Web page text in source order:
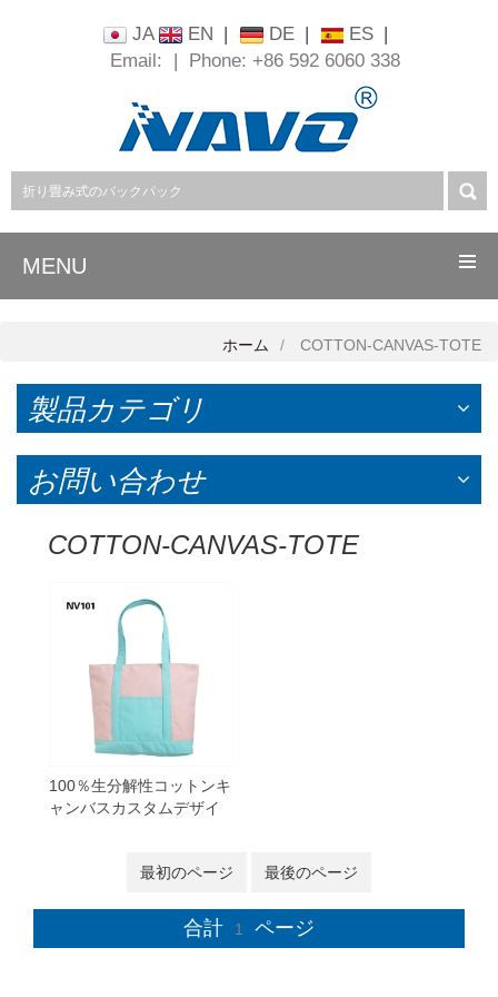
JA EN | DE | ES |
Email:
| Phone: +86 592 6060 338
MENU
ホーム COTTON-CANVAS-TOTE
製品カテゴリ
お問い合わせ
COTTON-CANVAS-TOTE
100％生分解性コットンキ
ャンバスカスタムデザイ
最初のページ
最後のページ
合計 1 ページ